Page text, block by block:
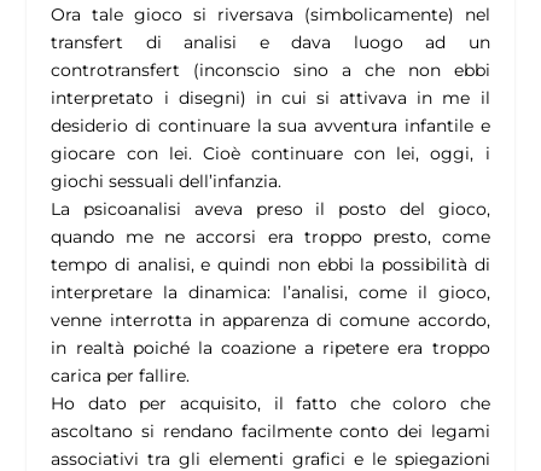
Ora tale gioco si riversava (simbolicamente) nel
transfert di analisi e dava luogo ad un
controtransfert (inconscio sino a che non ebbi
interpretato i disegni) in cui si attivava in me il
desiderio di continuare la sua avventura infantile e
giocare con lei. Cioè continuare con lei, oggi, i
giochi sessuali dell’infanzia.
La psicoanalisi aveva preso il posto del gioco,
quando me ne accorsi era troppo presto, come
tempo di analisi, e quindi non ebbi la possibilità di
interpretare la dinamica: l’analisi, come il gioco,
venne interrotta in apparenza di comune accordo,
in realtà poiché la coazione a ripetere era troppo
carica per fallire.
Ho dato per acquisito, il fatto che coloro che
ascoltano si rendano facilmente conto dei legami
associativi tra gli elementi grafici e le spiegazioni